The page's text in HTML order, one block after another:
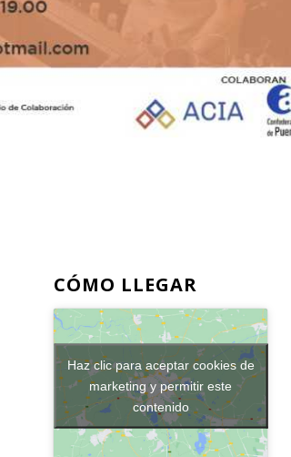
CÓMO LLEGAR
Haz clic para aceptar cookies de
marketing y permitir este
contenido